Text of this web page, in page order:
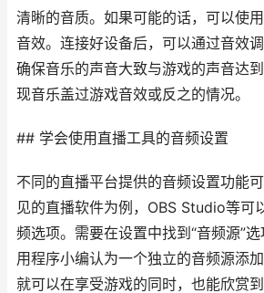
清晰的音质。如果可能的话，可以使
音效。连接好设备后，可以通过音效调
确保音乐的声音大致与游戏的声音达
现音乐盖过游戏音效或反之的情况。
## 学会使用直播工具的音频设置
不同的直播平台提供的音频设置功能
见的直播软件为例，OBS Studio等可
频选项。需要在设置中找到“音频源”
用程序小编认为一个独立的音频源添
就可以在享受游戏的同时，也能欣赏到